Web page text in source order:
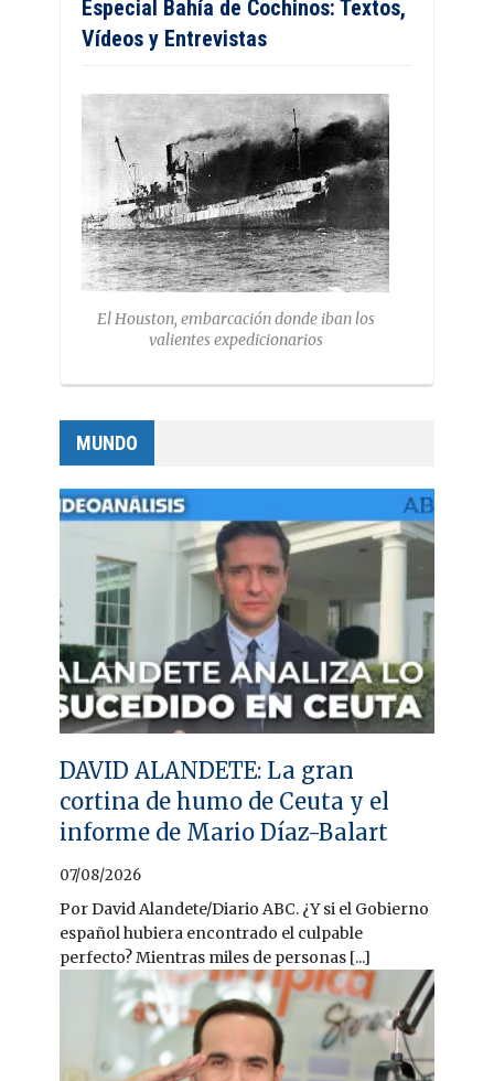
Especial Bahía de Cochinos: Textos,
Vídeos y Entrevistas
El Houston, embarcación donde iban los
valientes expedicionarios
MUNDO
DAVID ALANDETE: La gran
cortina de humo de Ceuta y el
informe de Mario Díaz-Balart
07/08/2026
Por David Alandete/Diario ABC. ¿Y si el Gobierno
español hubiera encontrado el culpable
perfecto? Mientras miles de personas [...]